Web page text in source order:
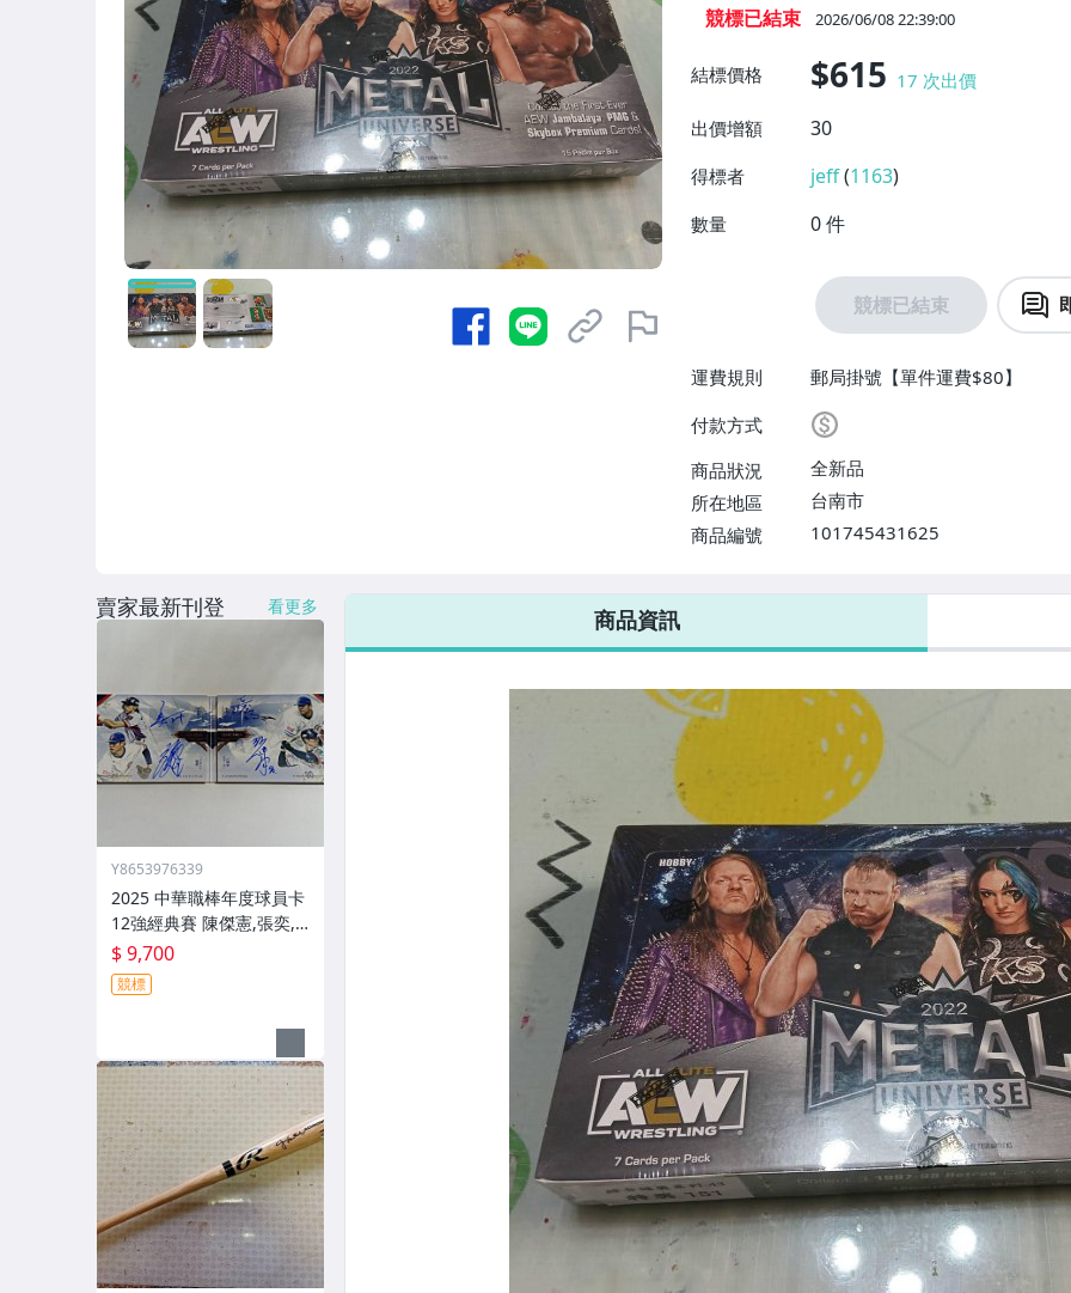
競標已結束 2026/06/08 22:39:00
結標價格 $615 17 次出價
出價增額
30
得標者 jeff (1163)
數量 0件
競標已結束
運費規則
郵局掛號【單件運費$80】
付款方式
商品狀況
全新品
所在地區
台南市
商品編號
101745431625
商品資訊
賣家最新刊登 看更多
Y8653976339
2025 中華職棒年度球員卡
12強經典賽 陳傑憲,張奕,
黃恩賜,江坤宇 限量01/10
張首號卡書 冠軍之路榮耀
四簽名卡
$ 9,700
競標